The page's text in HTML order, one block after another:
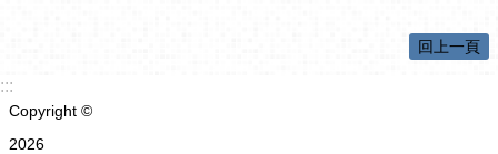
回上一頁
:::
Copyright ©
2026